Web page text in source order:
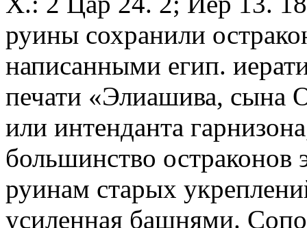
руины сохранили
написанными егип.
печати «Элиашива, сына
или интенданта
большинство остраконов
руинам старых
усиленная башнями.